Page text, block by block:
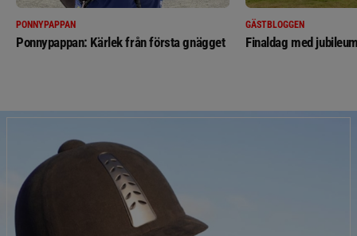
PONNYPAPPAN
Ponnypappan: Kärlek från första gnägget
GÄSTBLOGGEN
Finaldag med